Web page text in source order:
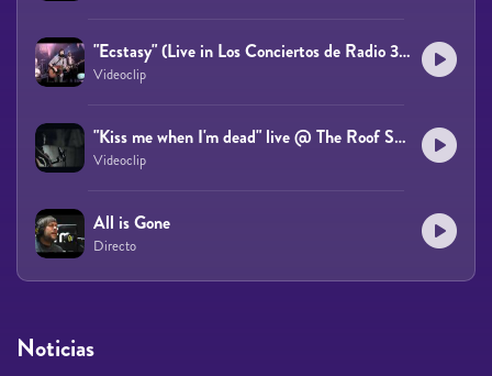
Noticias
"Ecstasy" (Live in Los Conciertos de Radio 3, RTVE)
Videoclip
"Kiss me when I'm dead" live @ The Roof Sessions
Videoclip
All is Gone
Directo